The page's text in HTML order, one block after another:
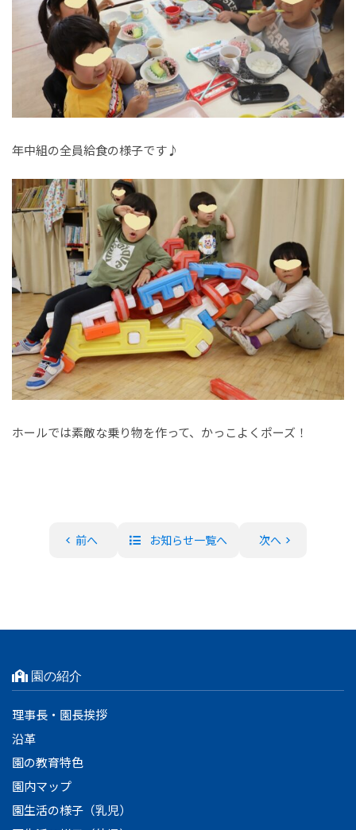
年中組の全員給食の様子です♪
ホールでは素敵な乗り物を作って、かっこよくポーズ！
前へ お知らせ一覧へ 次へ
園の紹介
理事長・園長挨拶
沿革
園の教育特色
園内マップ
園生活の様子（乳児）